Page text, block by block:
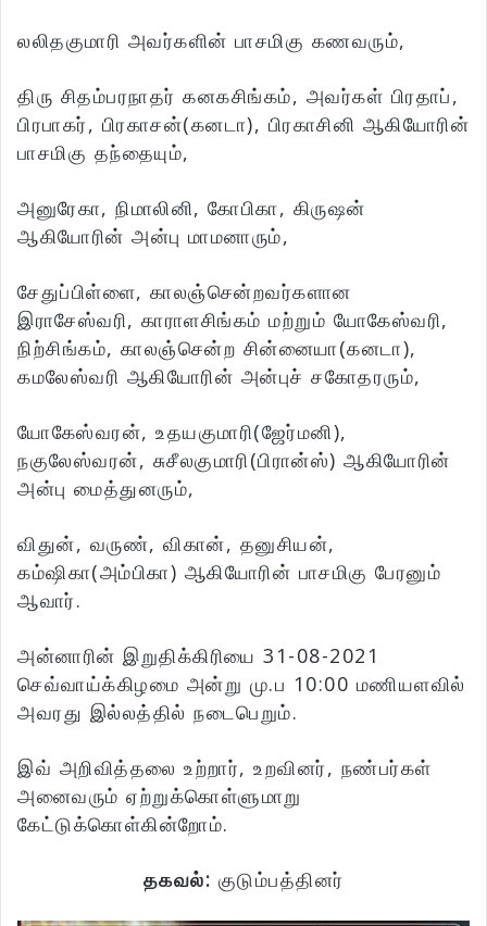
லலிதகுமாரி அவர்களின் பாசமிகு கணவரும்,
திரு சிதம்பரநாதர் கனகசிங்கம், அவர்கள் பிரதாப்,
பிரபாகர், பிரகாசன்(கனடா), பிரகாசினி ஆகியோரின்
பாசமிகு தந்தையும்,
அனுரேகா, நிமாலினி, கோபிகா, கிருஷன்
ஆகியோரின் அன்பு மாமனாரும்,
சேதுப்பிள்ளை, காலஞ்சென்றவர்களான
இராசேஸ்வரி, காராளசிங்கம் மற்றும் யோகேஸ்வரி,
நிற்சிங்கம், காலஞ்சென்ற சின்னையா(கனடா),
கமலேஸ்வரி ஆகியோரின் அன்புச் சகோதரரும்,
யோகேஸ்வரன், உதயகுமாரி(ஜேர்மனி),
நகுலேஸ்வரன், சுசீலகுமாரி(பிரான்ஸ்) ஆகியோரின்
அன்பு மைத்துனரும்,
விதுன், வருண், விகான், தனுசியன்,
கம்ஷிகா(அம்பிகா) ஆகியோரின் பாசமிகு பேரனும்
ஆவார்.
அன்னாரின் இறுதிக்கிரியை 31-08-2021
செவ்வாய்க்கிழமை அன்று மு.ப 10:00 மணியளவில்
அவரது இல்லத்தில் நடைபெறும்.
இவ் அறிவித்தலை உற்றார், உறவினர், நண்பர்கள்
அனைவரும் ஏற்றுக்கொள்ளுமாறு
கேட்டுக்கொள்கின்றோம்.
தகவல்: குடும்பத்தினர்